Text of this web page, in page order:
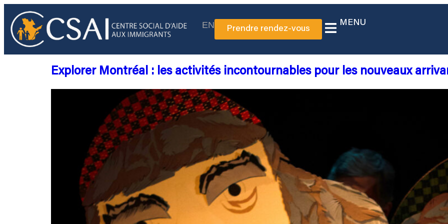
EN Prendre rendez-vous
MENU
Explorer Montréal : les activités incontournables pour les nouveaux